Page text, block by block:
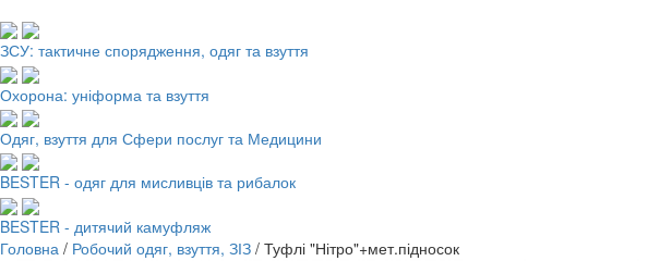
ЗСУ: тактичне спорядження, одяг та взуття
Охорона: уніформа та взуття
Одяг, взуття для Сфери послуг та Медицини
BESTER - одяг для мисливців та рибалок
BESTER - дитячий камуфляж
Головна / Робочий одяг, взуття, ЗІЗ / Туфлі "Нітро"+мет.підносок